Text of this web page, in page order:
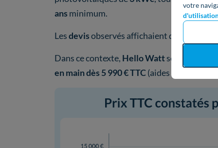
votre
ans minimum.
Lesdevisobservés affichaient des
Dans ce contexte, Hello Wattse positionne
en main dès 5 990 € TTC(aides non